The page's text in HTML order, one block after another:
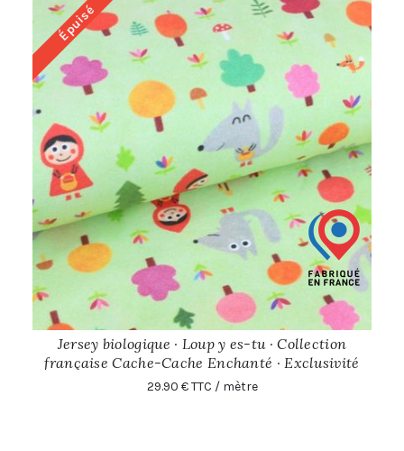
Épuisé
Jersey biologique · Loup y es-tu · Collection
française Cache-Cache Enchanté · Exclusivité
Cousu Bio x Nicolas Gouny
29.90 € TTC / mètre